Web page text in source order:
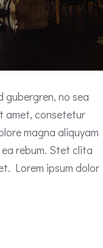
no sea
amet, consetetur
magna aliquyam
rebum. Stet clita
Lorem ipsum dolor